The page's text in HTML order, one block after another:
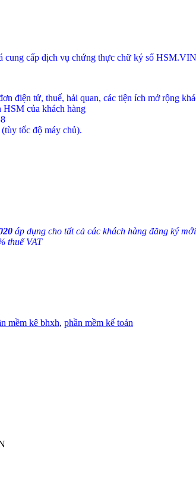
cung cấp dịch vụ chứng thực chữ ký số
điện tử, thuế, hải quan, các tiện ích mở rộng
của khách hàng
tốc độ máy chủ).
áp dụng cho tất cả các khách hàng đăng ký
thuế VAT
mềm kê bhxh, phần mềm kế toán